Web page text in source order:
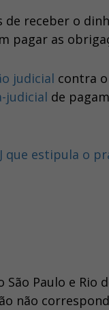
de receber o
pagar as
judicial contra
judicial de
São Paulo e Rio
não